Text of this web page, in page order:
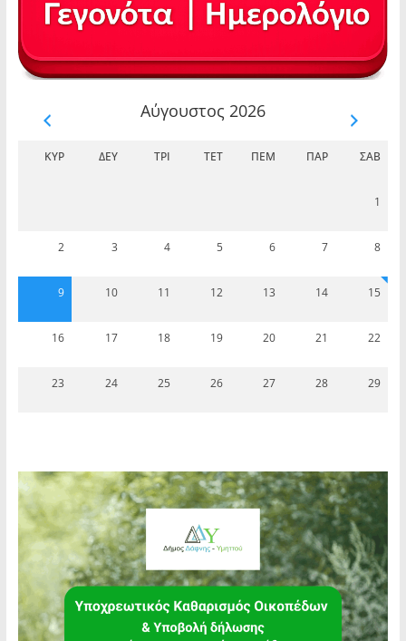
Αύγουστος 2026
ΚΥΡ ΔΕΥ ΤΡΊ ΤΕΤ ΠΈΜ ΠΑΡ ΣΆΒ
1
2 3 4 5 6 7 8
9 10 11 12 13 14 15
16 17 18 19 20 21 22
23 24 25 26 27 28 29